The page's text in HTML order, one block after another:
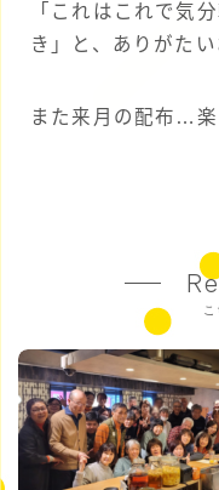
「これはこれで気
き」と、ありがた
また来月の配布…